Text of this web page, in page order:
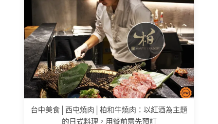
台中美食│西屯燒肉│柏和牛燒肉：以紅酒為主題
的日式料理，用餐前需先預訂